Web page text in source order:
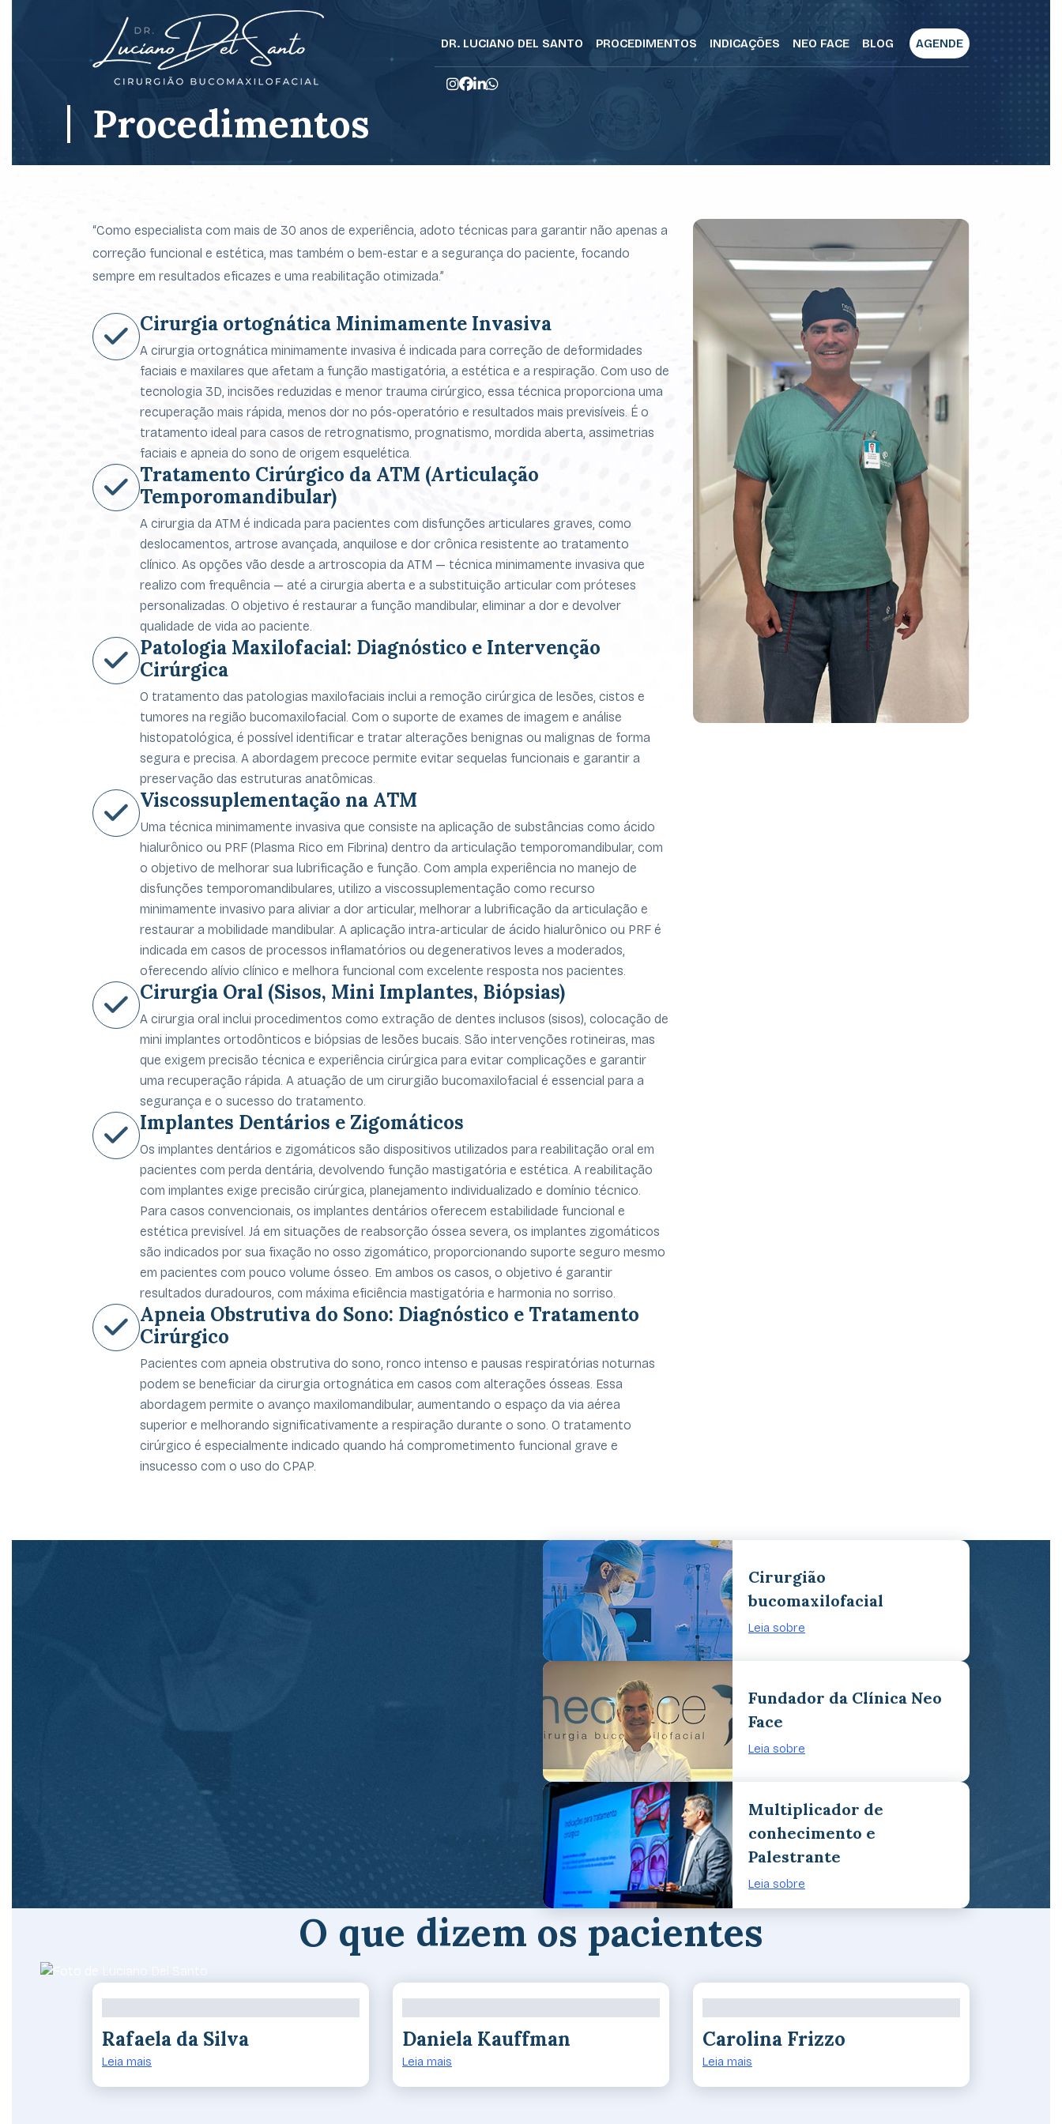
DR. LUCIANO DEL SANTO PROCEDIMENTOS INDICAÇÕES NEO FACE BLOG AGENDE
Procedimentos
“Como especialista com mais de 30 anos de experiência, adoto técnicas para garantir não apenas a
correção funcional e estética, mas também o bem-estar e a segurança do paciente, focando
sempre em resultados eficazes e uma reabilitação otimizada.”
Cirurgia ortognática Minimamente Invasiva
A cirurgia ortognática minimamente invasiva é indicada para correção de deformidades
faciais e maxilares que afetam a função mastigatória, a estética e a respiração. Com uso de
tecnologia 3D, incisões reduzidas e menor trauma cirúrgico, essa técnica proporciona uma
recuperação mais rápida, menos dor no pós-operatório e resultados mais previsíveis. É o
tratamento ideal para casos de retrognatismo, prognatismo, mordida aberta, assimetrias
faciais e apneia do sono de origem esquelética.
Tratamento Cirúrgico da ATM (Articulação
Temporomandibular)
A cirurgia da ATM é indicada para pacientes com disfunções articulares graves, como
deslocamentos, artrose avançada, anquilose e dor crônica resistente ao tratamento
clínico. As opções vão desde a artroscopia da ATM — técnica minimamente invasiva que
realizo com frequência — até a cirurgia aberta e a substituição articular com próteses
personalizadas. O objetivo é restaurar a função mandibular, eliminar a dor e devolver
qualidade de vida ao paciente.
Patologia Maxilofacial: Diagnóstico e Intervenção
Cirúrgica
O tratamento das patologias maxilofaciais inclui a remoção cirúrgica de lesões, cistos e
tumores na região bucomaxilofacial. Com o suporte de exames de imagem e análise
histopatológica, é possível identificar e tratar alterações benignas ou malignas de forma
segura e precisa. A abordagem precoce permite evitar sequelas funcionais e garantir a
preservação das estruturas anatômicas.
Viscossuplementação na ATM
Uma técnica minimamente invasiva que consiste na aplicação de substâncias como ácido
hialurônico ou PRF (Plasma Rico em Fibrina) dentro da articulação temporomandibular, com
o objetivo de melhorar sua lubrificação e função. Com ampla experiência no manejo de
disfunções temporomandibulares, utilizo a viscossuplementação como recurso
minimamente invasivo para aliviar a dor articular, melhorar a lubrificação da articulação e
restaurar a mobilidade mandibular. A aplicação intra-articular de ácido hialurônico ou PRF é
indicada em casos de processos inflamatórios ou degenerativos leves a moderados,
oferecendo alívio clínico e melhora funcional com excelente resposta nos pacientes.
Cirurgia Oral (Sisos, Mini Implantes, Biópsias)
A cirurgia oral inclui procedimentos como extração de dentes inclusos (sisos), colocação de
mini implantes ortodônticos e biópsias de lesões bucais. São intervenções rotineiras, mas
que exigem precisão técnica e experiência cirúrgica para evitar complicações e garantir
uma recuperação rápida. A atuação de um cirurgião bucomaxilofacial é essencial para a
segurança e o sucesso do tratamento.
Implantes Dentários e Zigomáticos
Os implantes dentários e zigomáticos são dispositivos utilizados para reabilitação oral em
pacientes com perda dentária, devolvendo função mastigatória e estética. A reabilitação
com implantes exige precisão cirúrgica, planejamento individualizado e domínio técnico.
Para casos convencionais, os implantes dentários oferecem estabilidade funcional e
estética previsível. Já em situações de reabsorção óssea severa, os implantes zigomáticos
são indicados por sua fixação no osso zigomático, proporcionando suporte seguro mesmo
em pacientes com pouco volume ósseo. Em ambos os casos, o objetivo é garantir
resultados duradouros, com máxima eficiência mastigatória e harmonia no sorriso.
Apneia Obstrutiva do Sono: Diagnóstico e Tratamento
Cirúrgico
Pacientes com apneia obstrutiva do sono, ronco intenso e pausas respiratórias noturnas
podem se beneficiar da cirurgia ortognática em casos com alterações ósseas. Essa
abordagem permite o avanço maxilomandibular, aumentando o espaço da via aérea
superior e melhorando significativamente a respiração durante o sono. O tratamento
cirúrgico é especialmente indicado quando há comprometimento funcional grave e
insucesso com o uso do CPAP.
Cirurgião
bucomaxilofacial
Leia sobre
Fundador da Clínica Neo
Face
Leia sobre
Multiplicador de
conhecimento e
Palestrante
Leia sobre
O que dizem os pacientes
Rafaela da Silva
Leia mais
Daniela Kauffman
Leia mais
Carolina Frizzo
Leia mais